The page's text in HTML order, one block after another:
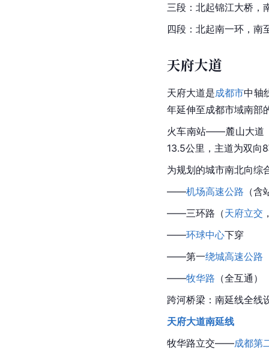
三段：北起锦江大桥，
四段：北起南一环，南
天府大道
天府大道是成都市中轴
年延伸至成都市域南部
火车南站——麓山大道
13.5公里，主道为双向
为规划的城市南北向综
——机场高速公路 （
——三环路 （天府立交
——环球中心下穿
——第一绕城高速公路
——牧华路 （全互通）
跨河桥梁：南延线全线
天府大道南延线
牧华路立交——成都第